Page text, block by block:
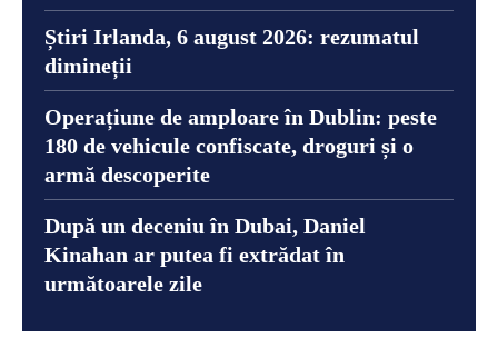
Știri Irlanda, 6 august 2026: rezumatul
dimineții
Operațiune de amploare în Dublin: peste
180 de vehicule confiscate, droguri și o
armă descoperite
După un deceniu în Dubai, Daniel
Kinahan ar putea fi extrădat în
următoarele zile